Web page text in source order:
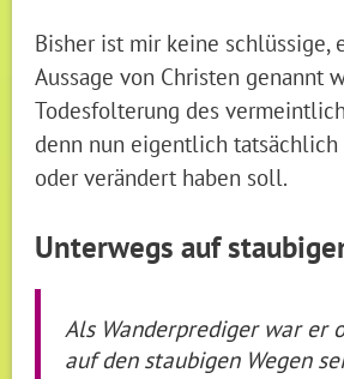
Bisher ist mir keine schlüssige,
Aussage von Christen genannt
Todesfolterung des
denn nun eigentlich
oder verändert haben soll.
Unterwegs auf
Als Wanderprediger war er
auf den staubigen Wegen